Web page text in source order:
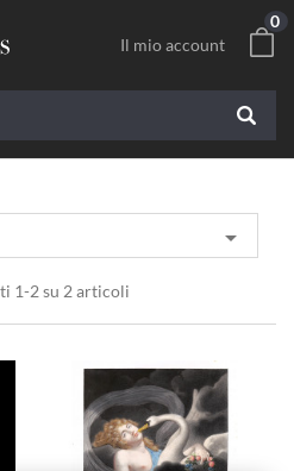
0
Il mio account

1-2 su 2 articoli